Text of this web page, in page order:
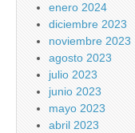
enero 2024
diciembre 2023
noviembre 2023
agosto 2023
julio 2023
junio 2023
mayo 2023
abril 2023